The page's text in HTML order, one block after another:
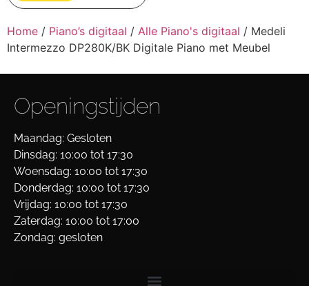
Home / Piano’s digitaal / Alle Piano's digitaal / Medeli
Intermezzo DP280K/BK Digitale Piano met Meubel
Openingstijden
Maandag: Gesloten
Dinsdag: 10:00 tot 17:30
Woensdag: 10:00 tot 17:30
Donderdag: 10:00 tot 17:30
Vrijdag: 10:00 tot 17:30
Zaterdag: 10:00 tot 17:00
Zondag: gesloten